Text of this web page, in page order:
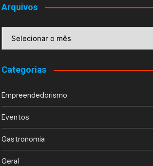
Arquivos
Categorias
Empreendedorismo
Eventos
Gastronomia
Geral